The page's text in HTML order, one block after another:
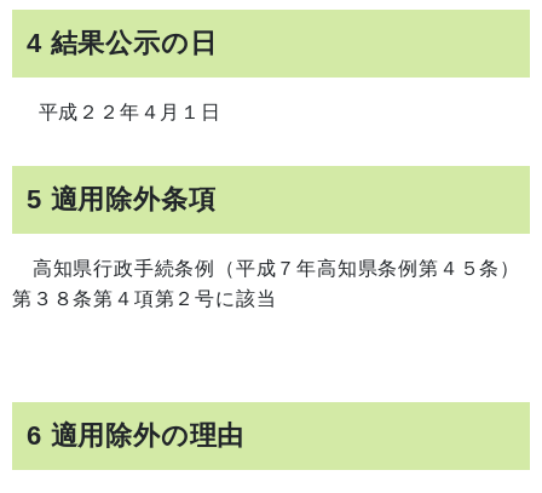
4 結果公示の日
平成２２年４月１日
5 適用除外条項
高知県行政手続条例（平成７年高知県条例第４５条）
第３８条第４項第２号に該当
6 適用除外の理由